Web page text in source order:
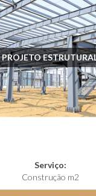
PROJETO
Serviço:
Construção m2